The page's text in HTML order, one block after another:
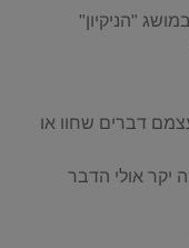
"הניקיון"
דברים שחוו או
יקר אולי הדבר